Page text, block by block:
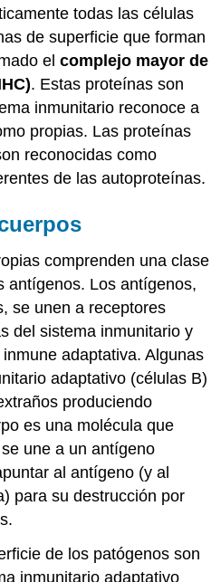
todas las células
de superficie que forman
elcomplejo mayor de
. Estas proteínas son
inmunitario reconoce a
propias. Las proteínas
reconocidas como
de las autoproteínas.
comprenden una clase
antígenos. Los antígenos,
se unen a receptores
del sistema inmunitario y
adaptativa. Algunas
adaptativo (células B)
produciendo
es una molécula que
une a un antígeno
al antígeno (y al
para su destrucción por
de los patógenos son
inmunitario adaptativo